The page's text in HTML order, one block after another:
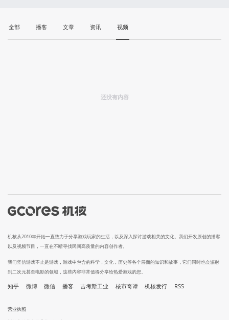
全部 播客 文章 资讯 视频
还没有内容
机核从2010年开始一直致力于分享游戏玩家的生活，以及深入探讨游戏相关的文化。我们开发原创的播客
以及视频节目，一直在不断寻找民间高质量的内容创作者。
我们坚信游戏不止是游戏，游戏中包含的科学，文化，历史等各个层面的知识和故事，它们同时也会辐射
到二次元甚至电影的领域，这些内容非常值得分享给热爱游戏的您。
知乎 微博 微信 播客 吉考斯工业 核市奇谭 机核发行 RSS
营业执照